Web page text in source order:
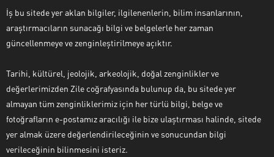
İş bu sitede yer aklan bilgiler, ilgilenenlerin, bilim insanlarının,
araştırmacıların sunacağı bilgi ve belgelerle her zaman
güncellenmeye ve zenginleştirilmeye açıktır.
Tarihi, kültürel, jeolojik, arkeolojik, doğal zenginlikler ve
değerlerimizden Zile coğrafyasında bulunup da, bu sitede yer
almayan tüm zenginliklerimiz için her türlü bilgi, belge ve
fotoğrafların e-postamız aracılığı ile bize ulaştırması halinde, sitede
yer almak üzere değerlendirileceğinin ve sonucundan bilgi
verileceğinin bilinmesini isteriz.